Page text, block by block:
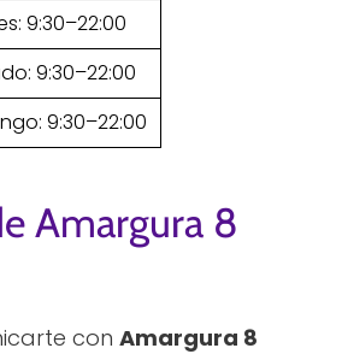
9:30–22:00
9:30–22:00
9:30–22:00
Amargura 8
con Amargura 8